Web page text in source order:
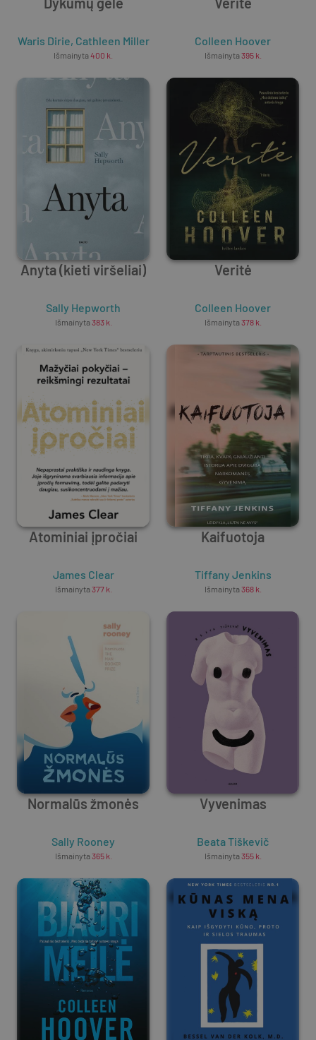
Waris Dirie, Cathleen Miller
Išmainyta400 k.
Colleen Hoover
Išmainyta395k.
Anyta (kieti viršeliai)
Sally Hepworth
Išmainyta383k.
Veritė
Colleen Hoover
Išmainyta378k.
Atominiai įpročiai
James Clear
Išmainyta377k.
Kaifuotoja
Tiffany Jenkins
Išmainyta368k.
Normalūs žmonės
Sally Rooney
Išmainyta365k.
Vyvenimas
Beata Tiškevič
Išmainyta355k.